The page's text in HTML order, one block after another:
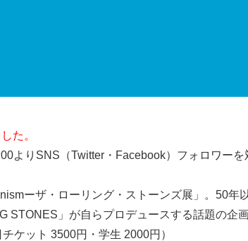
た。
よりSNS（Twitter・Facebook）フォロワー
ーザ・ローリング・ストーンズ展」。50年
STONES」が自らプロデュースする話題の企
チケット 3500円・学生 2000円）